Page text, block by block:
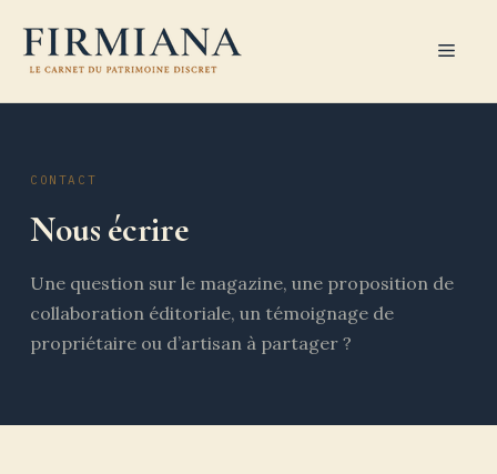
contenu
CONTACT
Nous écrire
Une question sur le magazine, une proposition de
collaboration éditoriale, un témoignage de
propriétaire ou d’artisan à partager ?